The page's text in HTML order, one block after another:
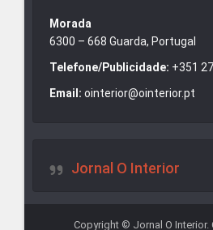
Morada
6300 – 668 Guarda, Portugal
Telefone/Publicidade: +351
Email: ointerior@ointerior.pt
Jornal O Interior
Copyright © Jornal O Interior.